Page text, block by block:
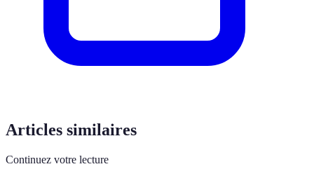
Articles similaires
Continuez votre lecture